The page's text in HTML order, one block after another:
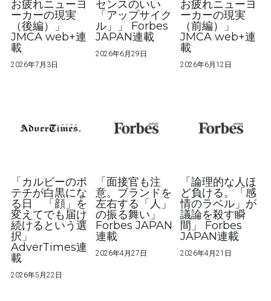
In-House Image Manager
Publishing
お疲れニューヨ
ーカーの現実
（後編）」
JMCA web+連
載
2026年7月3日
センスのいい
「アップサイク
ル」」 Forbes
JAPAN連載
2026年6月29日
お疲れニューヨ
ーカーの現実
（前編）」
JMCA web+連
載
2026年6月12日
「カルビーのポ
テチが白黒にな
る日 「顔」を
変えてでも届け
続けるという選
択」
AdverTimes連
載
2026年5月22日
「面接官も注
意。ブランドを
左右する「人」
の振る舞い」
Forbes JAPAN
連載
2026年4月27日
「論理的な人ほ
ど負ける。「感
情のラベル」が
議論を殺す瞬
間」 Forbes
JAPAN連載
2026年4月21日